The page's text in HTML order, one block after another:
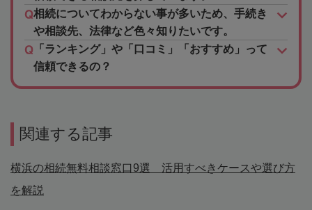
相続についてわからない事が多いため、手続き
や相談先、法律など色々知りたいです。
「ランキング」や「口コミ」「おすすめ」って
信頼できるの？
関連する記事
横浜の相続無料相談窓口9選 活用すべきケースや選び方
を解説